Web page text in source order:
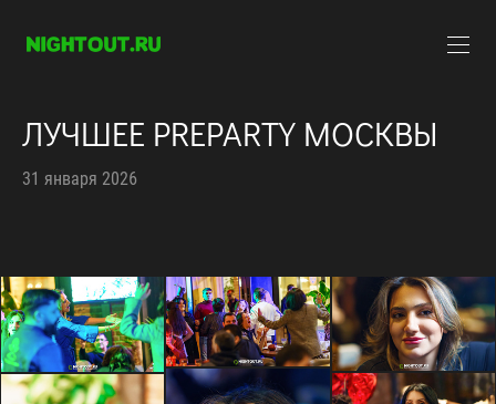
ЛУЧШЕЕ PREPARTY МОСКВЫ
31 января 2026